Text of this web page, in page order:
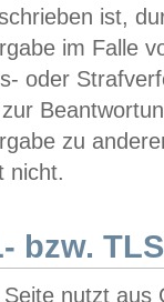
ist,
im Falle
oder
zu
nicht.
bzw.
Seite nutzt aus